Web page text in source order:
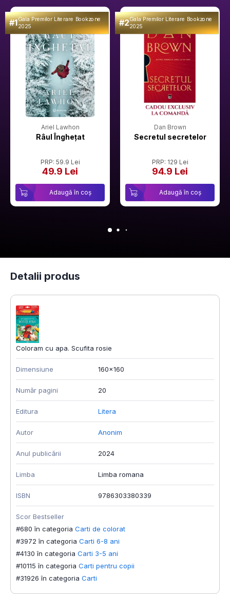
#1Gala Premilor Literare Bookzone
2025
Ariel Lawhon
Râul Înghețat
PRP: 59.9 Lei
49.9 Lei
Adaugă în coș
#2Gala Premilor Literare Bookzone
2025
Dan Brown
Secretul secretelor
PRP: 129 Lei
94.9 Lei
Adaugă în coș
Detalii produs
Coloram cu apa. Scufita rosie
Dimensiune 160x160
Număr pagini 20
Editura Litera
Autor Anonim
Anul publicării 2024
Limba Limba romana
ISBN 9786303380339
Scor Bestseller
#680 în categoria Carti de colorat
#3972 în categoria Carti 6-8 ani
#4130 în categoria Carti 3-5 ani
#10115 în categoria Carti pentru copii
#31926 în categoria Carti